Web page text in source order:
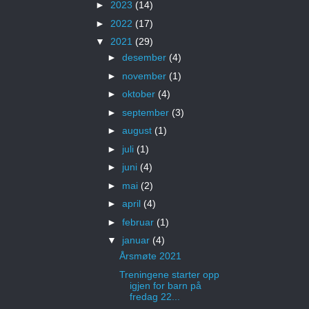
► 2023 (14)
► 2022 (17)
▼ 2021 (29)
► desember (4)
► november (1)
► oktober (4)
► september (3)
► august (1)
► juli (1)
► juni (4)
► mai (2)
► april (4)
► februar (1)
▼ januar (4)
Årsmøte 2021
Treningene starter opp
igjen for barn på
fredag 22...